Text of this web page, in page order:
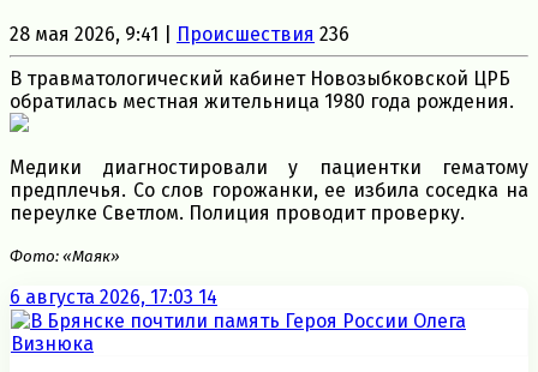
28 мая 2026, 9:41 | Происшествия 236
В травматологический кабинет Новозыбковской ЦРБ
обратилась местная жительница 1980 года рождения.
Медики диагностировали у пациентки гематому
предплечья. Со слов горожанки, ее избила соседка на
переулке Светлом. Полиция проводит проверку.
Фото: «Маяк»
6 августа 2026, 17:03 14